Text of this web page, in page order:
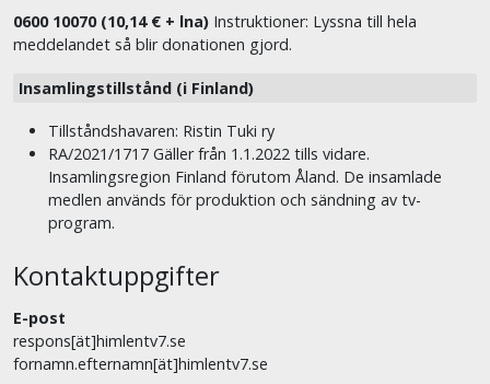
0600 10070 (10,14 € + lna) Instruktioner: Lyssna till hela
meddelandet så blir donationen gjord.
Insamlingstillstånd (i Finland)
Tillståndshavaren: Ristin Tuki ry
RA/2021/1717 Gäller från 1.1.2022 tills vidare.
Insamlingsregion Finland förutom Åland. De insamlade
medlen används för produktion och sändning av tv-
program.
Kontaktuppgifter
E-post
respons[ät]himlentv7.se
fornamn.efternamn[ät]himlentv7.se